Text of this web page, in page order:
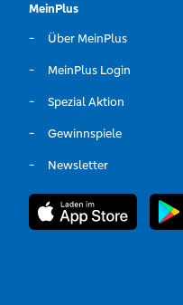
MeinPlus
Über MeinPlus
MeinPlus Login
Spezial Aktion
Gewinnspiele
Newsletter